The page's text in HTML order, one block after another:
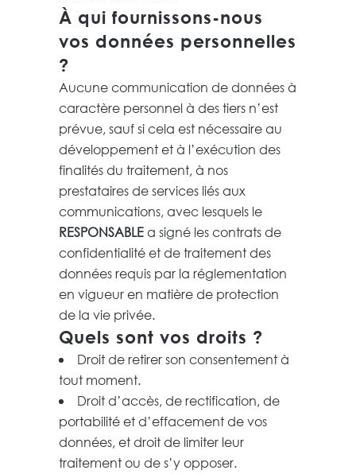
À qui fournissons-nous
vos données personnelles
?
Aucune communication de données à
caractère personnel à des tiers n’est
prévue, sauf si cela est nécessaire au
développement et à l’exécution des
finalités du traitement, à nos
prestataires de services liés aux
communications, avec lesquels le
RESPONSABLEa signé les contrats de
confidentialité et de traitement des
données requis par la réglementation
en vigueur en matière de protection
de la vie privée.
Quels sont vos droits ?
Droit de retirer son consentement à
tout moment.
Droit d’accès, de rectification, de
portabilité et d’effacement de vos
données, et droit de limiter leur
traitement ou de s’y opposer.